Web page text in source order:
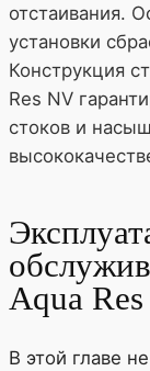
отстаивания.
установки
Конструкция
Res NV
стоков и
Aqua
В этой главе